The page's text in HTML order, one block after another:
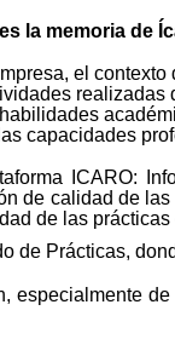
la memoria de
el contexto
realizadas
capacidades
ICARO:
de calidad de
de las prácticas
de Prácticas,
especialmente